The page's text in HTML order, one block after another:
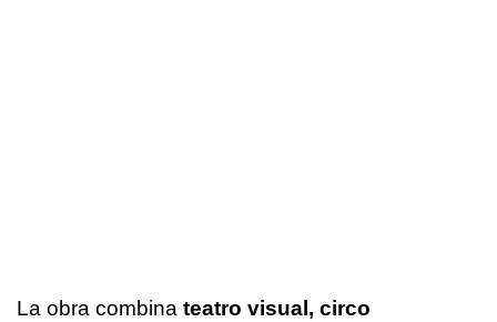
La obra combina teatro visual, circo